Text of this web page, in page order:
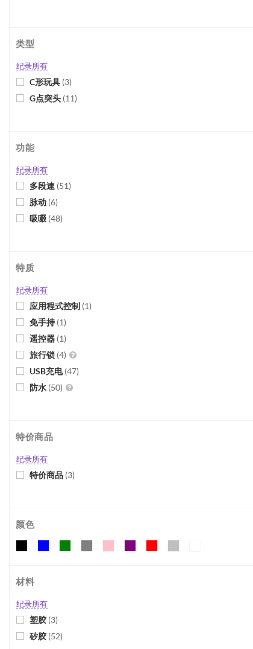
类型
纪录所有
C形玩具 (3)
G点突头 (11)
功能
纪录所有
多段速 (51)
脉动 (6)
吸啜 (48)
特质
纪录所有
应用程式控制 (1)
免手持 (1)
遥控器 (1)
旅行锁 (4)
USB充电(47)
防水 (50)
特价商品
纪录所有
特价商品 (3)
颜色
材料
纪录所有
塑胶 (3)
矽胶 (52)